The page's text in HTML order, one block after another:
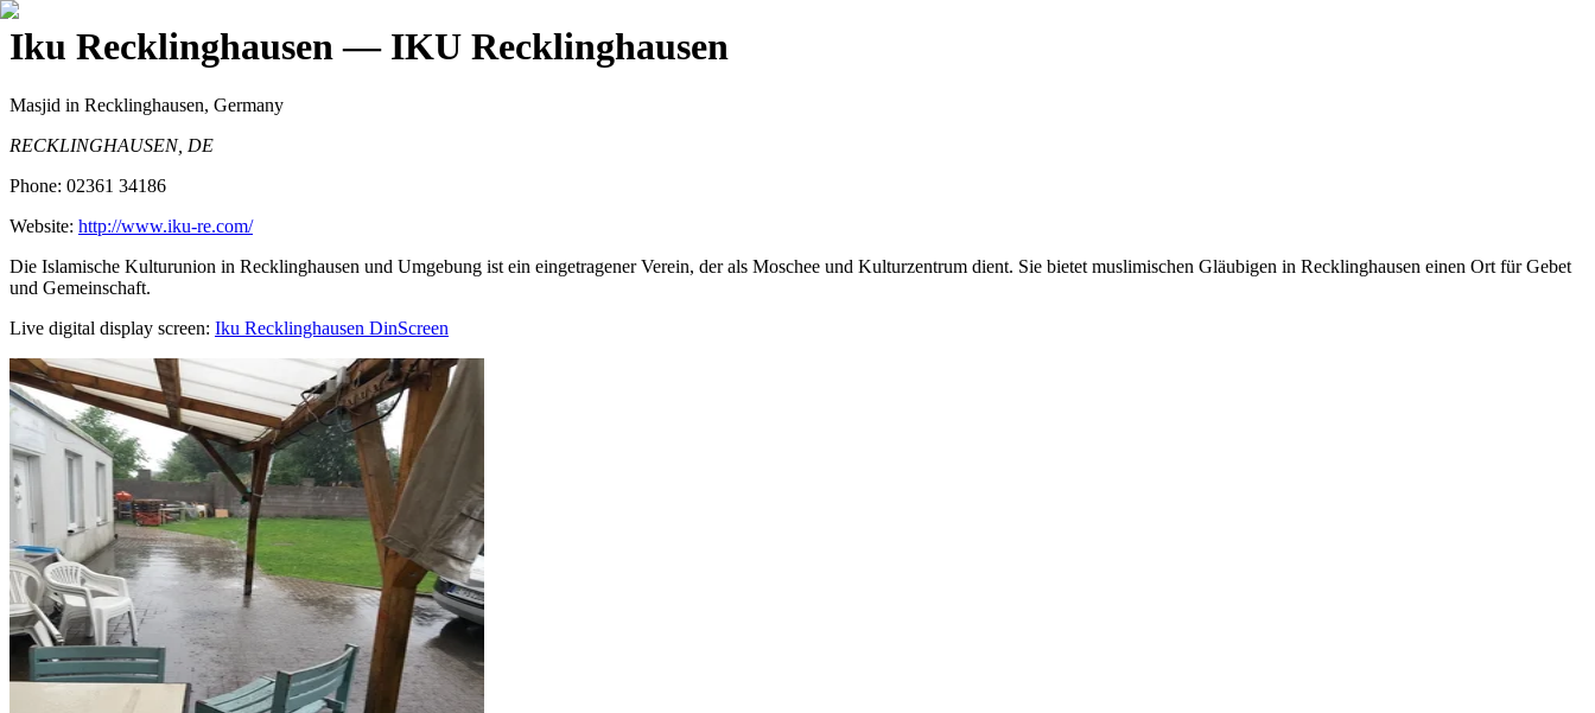
Iku Recklinghausen— IKU Recklinghausen
Masjid in Recklinghausen, Germany
RECKLINGHAUSEN, DE
Phone: 02361 34186
Website: http://www.iku-re.com/
Die Islamische Kulturunion in Recklinghausen und Umgebung ist ein eingetragener Verein, der als Moschee und Kulturzentrum dient. Sie bietet muslimischen Gläubigen in Recklinghausen einen Ort für Gebet
und Gemeinschaft.
Live digital display screen: Iku Recklinghausen DinScreen